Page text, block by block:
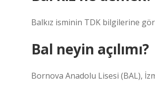
Balkız isminin TDK bilgilerine
Bal neyin açılımı?
Bornova Anadolu Lisesi (BAL),